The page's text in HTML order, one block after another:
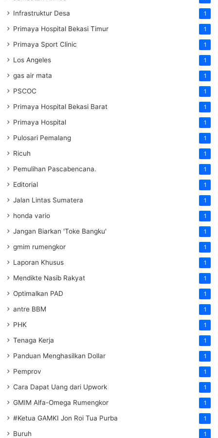
Infrastruktur Desa 1
Primaya Hospital Bekasi Timur 1
Primaya Sport Clinic 1
Los Angeles 1
gas air mata 1
PSCOC 1
Primaya Hospital Bekasi Barat 1
Primaya Hospital 1
Pulosari Pemalang 1
Ricuh 1
Pemulihan Pascabencana. 1
Editorial 1
Jalan Lintas Sumatera 1
honda vario 1
Jangan Biarkan 'Toke Bangku' 1
gmim rumengkor 1
Laporan Khusus 1
Mendikte Nasib Rakyat 1
Optimalkan PAD 1
antre BBM 1
PHK 1
Tenaga Kerja 1
Panduan Menghasilkan Dollar 1
Pemprov 1
Cara Dapat Uang dari Upwork 1
GMIM Alfa-Omega Rumengkor 1
#Ketua GAMKI Jon Roi Tua Purba 1
Buruh 1